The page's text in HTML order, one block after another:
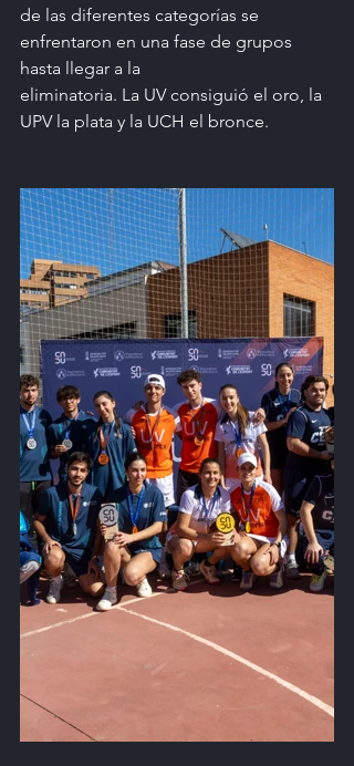
de las diferentes categorías se
enfrentaron en una fase de grupos
hasta llegar a la
eliminatoria. La UV consiguió el oro, la
UPV la plata y la UCH el bronce.